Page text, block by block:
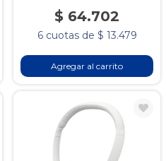
$ 64.702
6 cuotas de $ 13.479
Agregar al carrito